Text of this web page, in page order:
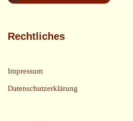
Rechtliches
Impressum
Datenschutzerklärung